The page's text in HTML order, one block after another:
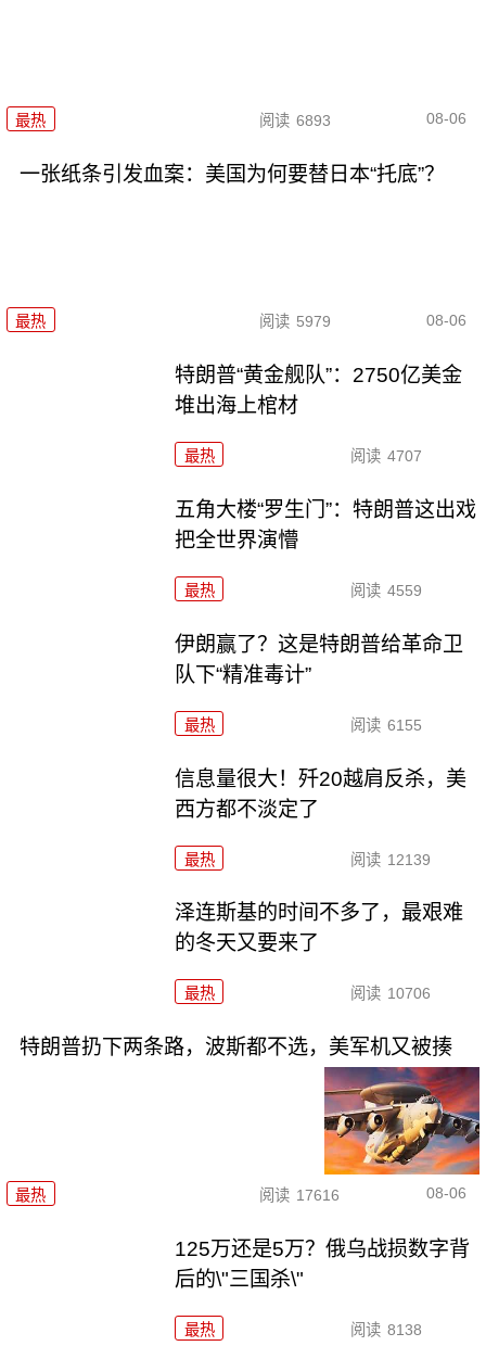
最热 阅读 6893 08-06
一张纸条引发血案：美国为何要替日本“托底”？
最热 阅读 5979 08-06
特朗普“黄金舰队”：2750亿美金
堆出海上棺材
最热 阅读 4707
五角大楼“罗生门”：特朗普这出戏
把全世界演懵
最热 阅读 4559
伊朗赢了？这是特朗普给革命卫
队下“精准毒计”
最热 阅读 6155
信息量很大！歼20越肩反杀，美
西方都不淡定了
最热 阅读 12139
泽连斯基的时间不多了，最艰难
的冬天又要来了
最热 阅读 10706
特朗普扔下两条路，波斯都不选，美军机又被揍
最热 阅读 17616 08-06
125万还是5万？俄乌战损数字背
后的\"三国杀\"
最热 阅读 8138